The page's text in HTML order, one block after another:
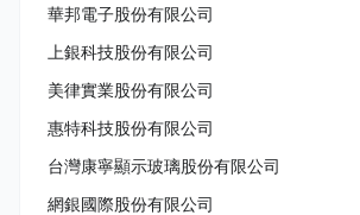
華邦電子股份有限公司
上銀科技股份有限公司
美律實業股份有限公司
惠特科技股份有限公司
台灣康寧顯示玻璃股份有限公司
網銀國際股份有限公司